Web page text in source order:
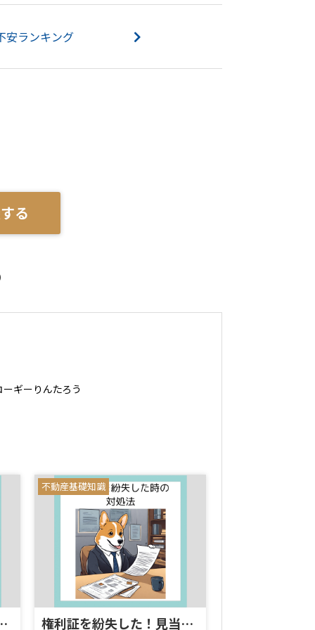
安ランキング
る
ギーりんたろう
メリット
不動産基礎知識
権利証を紛失した！見当たらない！の困ったときの対処法